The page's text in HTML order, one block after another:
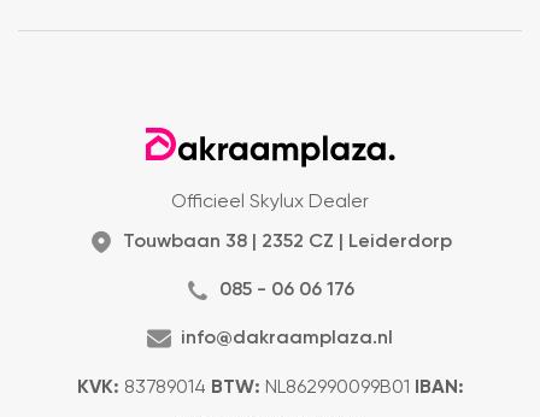
Officieel Skylux Dealer
Touwbaan 38 | 2352 CZ | Leiderdorp
085 - 06 06 176
info@dakraamplaza.nl
KVK: 83789014 BTW: NL862990099B01 IBAN: